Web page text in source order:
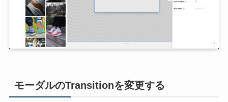
モーダルのTransitionを変更する